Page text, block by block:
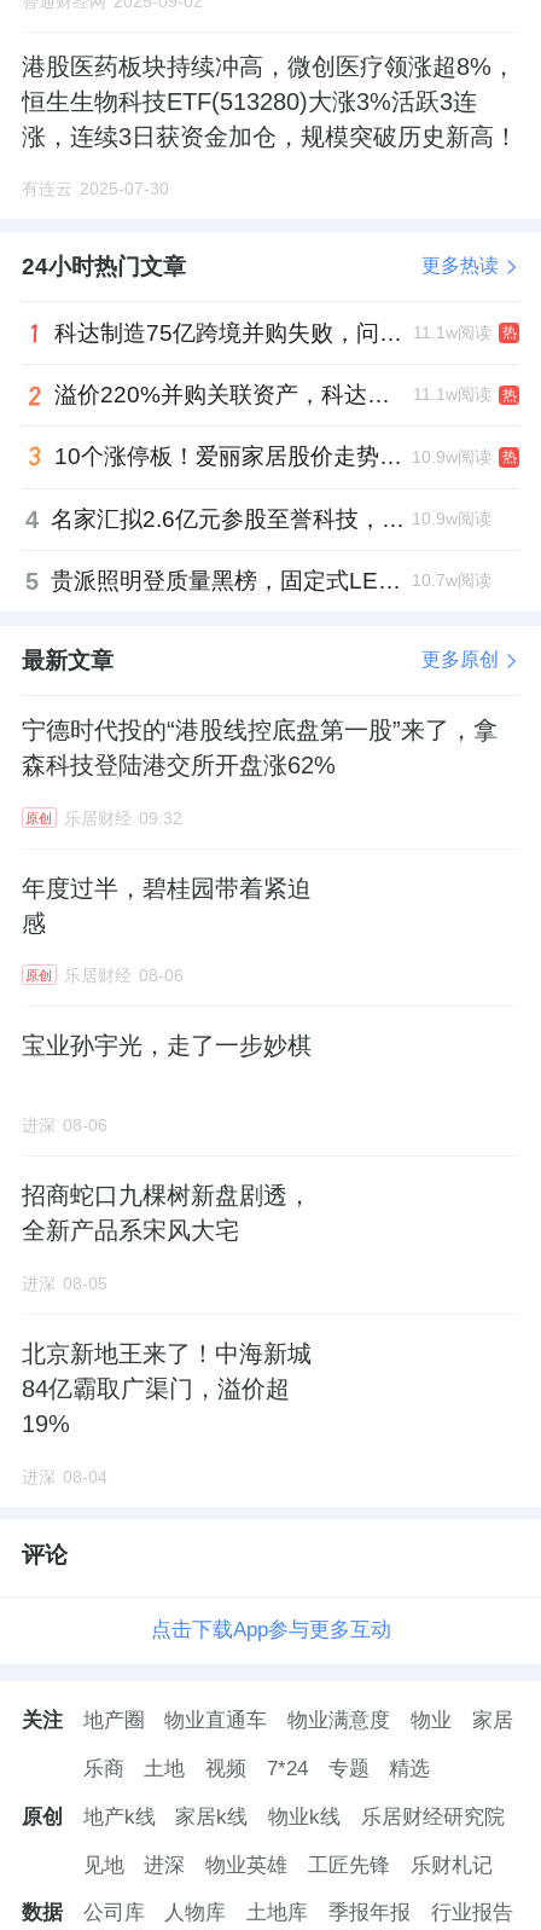
港股医药板块持续冲高，微创医疗领涨超8%，
恒生生物科技ETF(513280)大涨3%活跃3连
涨，连续3日获资金加仓，规模突破历史新高！
有连云 2025-07-30
24小时热门文章 更多热读
科达制造75亿跨境并购失败，问题出在哪一关？ 11.1w阅读 热
溢价220%并购关联资产，科达制造近75亿元重组被否 11.1w阅读 热
10个涨停板！爱丽家居股价走势有点狂 10.9w阅读 热
4 名家汇拟2.6亿元参股至誉科技，跨界布局工业级固态存储 10.9w阅读
5 贵派照明登质量黑榜，固定式LED灯具抽检不合格 10.7w阅读
最新文章 更多原创
宁德时代投的“港股线控底盘第一股”来了，拿
森科技登陆港交所开盘涨62%
原创 乐居财经 09:32
年度过半，碧桂园带着紧迫
感
原创 乐居财经 08-06
宝业孙宇光，走了一步妙棋
进深 08-06
招商蛇口九棵树新盘剧透，
全新产品系宋风大宅
进深 08-05
北京新地王来了！中海新城
84亿霸取广渠门，溢价超
19%
进深 08-04
评论
点击下载App参与更多互动
关注 地产圈 物业直通车 物业满意度 物业 家居
乐商 土地 视频 7*24 专题 精选
原创 地产k线 家居k线 物业k线 乐居财经研究院
见地 进深 物业英雄 工匠先锋 乐财札记
数据 公司库 人物库 土地库 季报年报 行业报告